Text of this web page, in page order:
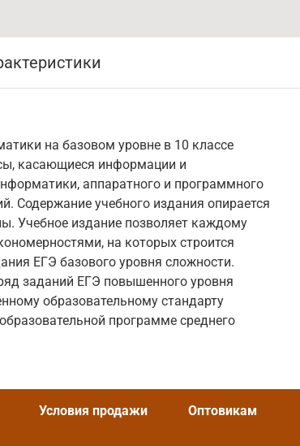
на базовом уровне в 10 классе
касающиеся информации и
аппаратного и программного
Содержание учебного издания опирается
Учебное издание позволяет каждому
на которых строится
ЕГЭ базового уровня сложности.
заданий ЕГЭ повышенного уровня
образовательному стандарту
программе среднего
Условия продажи Оптовикам